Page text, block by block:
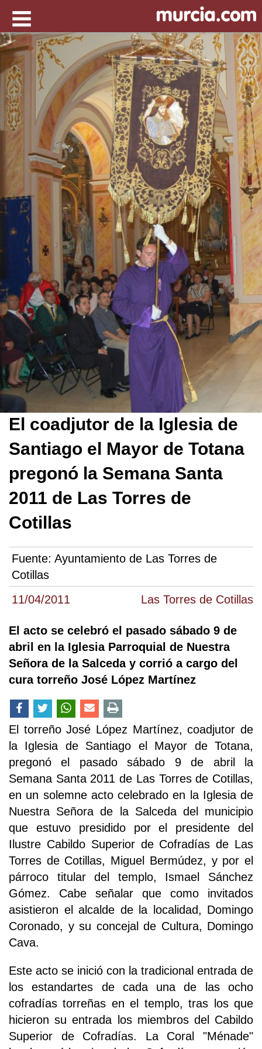
11/04/2011 Las Torres de Cotillas
El coadjutor de la Iglesia de
Santiago el Mayor de Totana
pregonó la Semana Santa
2011 de Las Torres de
Cotillas
Fuente: Ayuntamiento de Las Torres de
Cotillas
El acto se celebró el pasado sábado 9 de
abril en la Iglesia Parroquial de Nuestra
Señora de la Salceda y corrió a cargo del
cura torreño José López Martínez
El torreño José López Martínez, coadjutor de
la Iglesia de Santiago el Mayor de Totana,
pregonó el pasado sábado 9 de abril la
Semana Santa 2011 de Las Torres de Cotillas,
en un solemne acto celebrado en la Iglesia de
Nuestra Señora de la Salceda del municipio
que estuvo presidido por el presidente del
Ilustre Cabildo Superior de Cofradías de Las
Torres de Cotillas, Miguel Bermúdez, y por el
párroco titular del templo, Ismael Sánchez
Gómez. Cabe señalar que como invitados
asistieron el alcalde de la localidad, Domingo
Coronado, y su concejal de Cultura, Domingo
Cava.
Este acto se inició con la tradicional entrada de
los estandartes de cada una de las ocho
cofradías torreñas en el templo, tras los que
hicieron su entrada los miembros del Cabildo
Superior de Cofradías. La Coral "Ménade"